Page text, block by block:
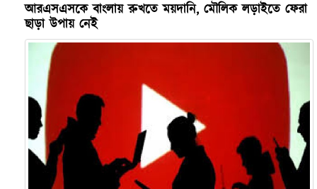
আরএসএসকে বাংলায় রুখতে ময়দানি, মৌলিক লড়াইতে ফেরা
ছাড়া উপায় নেই